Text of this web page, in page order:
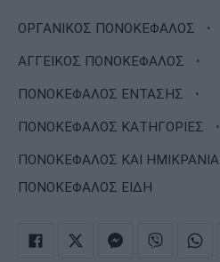
ΟΡΓΑΝΙΚΟΣ ΠΟΝΟΚΕΦΑΛΟΣ ·
ΑΓΓΕΙΚΟΣ ΠΟΝΟΚΕΦΑΛΟΣ ·
ΠΟΝΟΚΕΦΑΛΟΣ ΕΝΤΑΣΗΣ ·
ΠΟΝΟΚΕΦΑΛΟΣ ΚΑΤΗΓΟΡΙΕΣ ·
ΠΟΝΟΚΕΦΑΛΟΣ ΚΑΙ ΗΜΙΚΡΑΝΙΑ
ΠΟΝΟΚΕΦΑΛΟΣ ΕΙΔΗ